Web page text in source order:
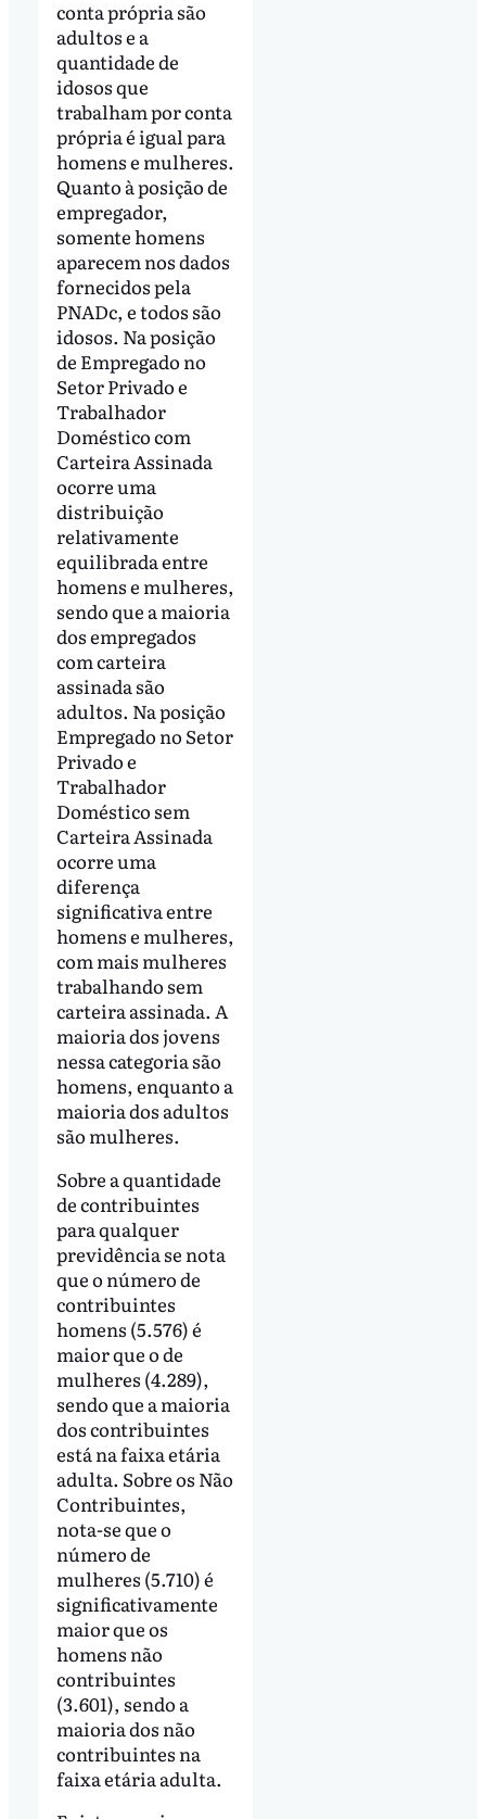
conta própria são
adultos e a
quantidade de
idosos que
trabalham por conta
própria é igual para
homens e mulheres.
Quanto à posição de
empregador,
somente homens
aparecem nos dados
fornecidos pela
PNADc, e todos são
idosos. Na posição
de Empregado no
Setor Privado e
Trabalhador
Doméstico com
Carteira Assinada
ocorre uma
distribuição
relativamente
equilibrada entre
homens e mulheres,
sendo que a maioria
dos empregados
com carteira
assinada são
adultos. Na posição
Empregado no Setor
Privado e
Trabalhador
Doméstico sem
Carteira Assinada
ocorre uma
diferença
significativa entre
homens e mulheres,
com mais mulheres
trabalhando sem
carteira assinada. A
maioria dos jovens
nessa categoria são
homens, enquanto a
maioria dos adultos
são mulheres.
Sobre a quantidade
de contribuintes
para qualquer
previdência se nota
que o número de
contribuintes
homens (5.576) é
maior que o de
mulheres (4.289),
sendo que a maioria
dos contribuintes
está na faixa etária
adulta. Sobre os Não
Contribuintes,
nota-se que o
número de
mulheres (5.710) é
significativamente
maior que os
homens não
contribuintes
(3.601), sendo a
maioria dos não
contribuintes na
faixa etária adulta.